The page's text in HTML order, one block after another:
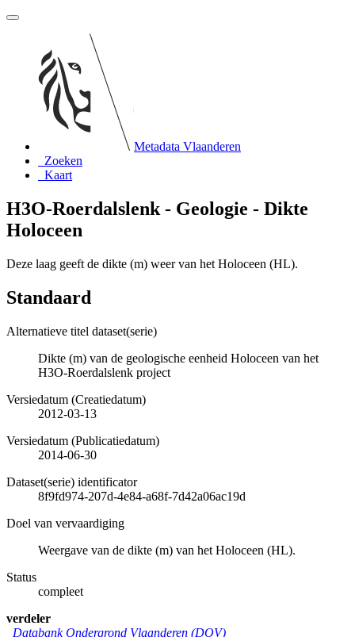
Metadata Vlaanderen
Zoeken
Kaart
H3O-Roerdalslenk - Geologie - Dikte
Holoceen
Deze laag geeft de dikte (m) weer van het Holoceen (HL).
Standaard
Alternatieve titel dataset(serie)
Dikte (m) van de geologische eenheid Holoceen van het
H3O-Roerdalslenk project
Versiedatum (Creatiedatum)
2012-03-13
Versiedatum (Publicatiedatum)
2014-06-30
Dataset(serie) identificator
8f9fd974-207d-4e84-a68f-7d42a06ac19d
Doel van vervaardiging
Weergave van de dikte (m) van het Holoceen (HL).
Status
compleet
verdeler
Databank Ondergrond Vlaanderen (DOV)